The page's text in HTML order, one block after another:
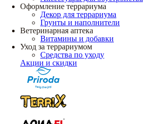
Оформление террариума
Декор для террариума
Грунты и наполнители
Ветеринарная аптека
Витамины и добавки
Уход за террариумом
Средства по уходу
Акции и скидки